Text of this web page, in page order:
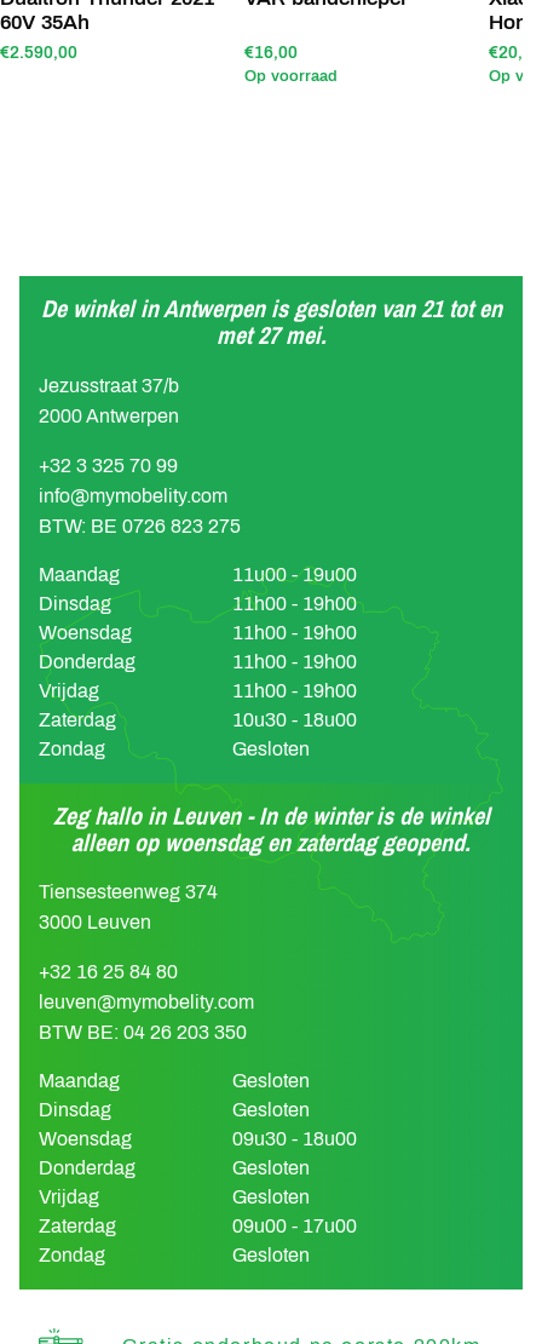
60V 35Ah
€2.590,00 €16,00
Op voorraad
€20,00
Op
De winkel in Antwerpen is gesloten van 21 tot en
met 27 mei.
Jezusstraat 37/b
2000 Antwerpen
+32 3 325 70 99
info@mymobelity.com
BTW: BE 0726 823 275
Maandag
11u00 - 19u00
Dinsdag
11h00 - 19h00
Woensdag
11h00 - 19h00
Donderdag
11h00 - 19h00
Vrijdag
11h00 - 19h00
Zaterdag
10u30 - 18u00
Zondag
Gesloten
Zeg hallo in Leuven - In de winter is de winkel
alleen op woensdag en zaterdag geopend.
Tiensesteenweg 374
3000 Leuven
+32 16 25 84 80
leuven@mymobelity.com
BTW BE: 04 26 203 350
Maandag
Gesloten
Dinsdag
Gesloten
Woensdag
09u30 - 18u00
Donderdag
Gesloten
Vrijdag
Gesloten
Zaterdag
09u00 - 17u00
Zondag
Gesloten